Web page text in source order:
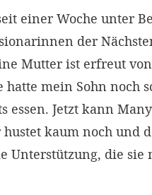
einer Woche unter
der
Mutter ist erfreut
hatte mein Sohn
essen. Jetzt kann
hustet kaum noch und
die sie